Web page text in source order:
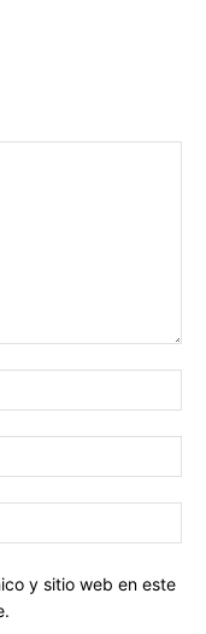
y sitio web en este